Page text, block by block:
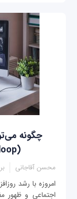
چگونه
(Apache Hadoop) تبدیل شد
محسن آقاجانی
امروزه با رشد
اجتماعی و ظهور